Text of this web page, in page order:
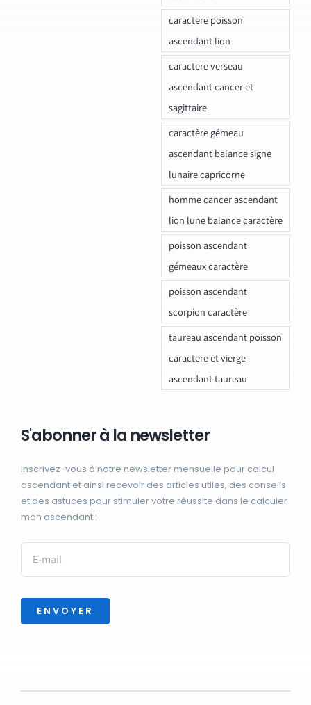
caractere poisson
ascendant lion
caractere verseau
ascendant cancer et
sagittaire
caractère gémeau
ascendant balance signe
lunaire capricorne
homme cancer ascendant
lion lune balance caractère
poisson ascendant
gémeaux caractère
poisson ascendant
scorpion caractère
taureau ascendant poisson
caractere et vierge
ascendant taureau
S'abonner à la newsletter
Inscrivez-vous à notre newsletter mensuelle pour calcul
ascendant et ainsi recevoir des articles utiles, des conseils
et des astuces pour stimuler votre réussite dans le calculer
mon ascendant :
ENVOYER